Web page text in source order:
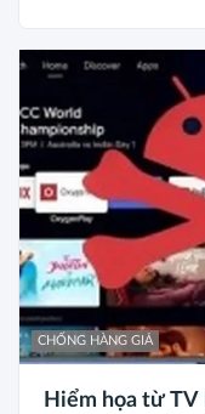
CHỐNG HÀNG GIẢ
Hiểm họa từ